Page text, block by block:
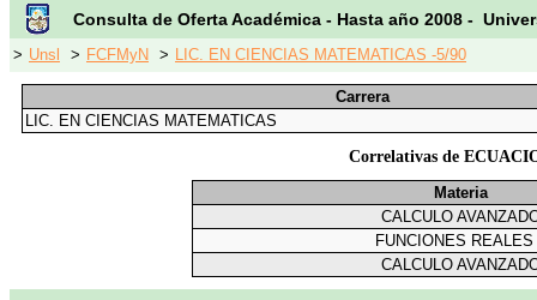
Consulta de Oferta Académica - Hasta año 2008 -
> Unsl > FCFMyN > LIC. EN CIENCIAS MATEMATICAS -5/90
Carrera
LIC. EN CIENCIAS MATEMATICAS
Correlativas de
Materia
CALCULO
FUNCIONES REALES
CALCULO